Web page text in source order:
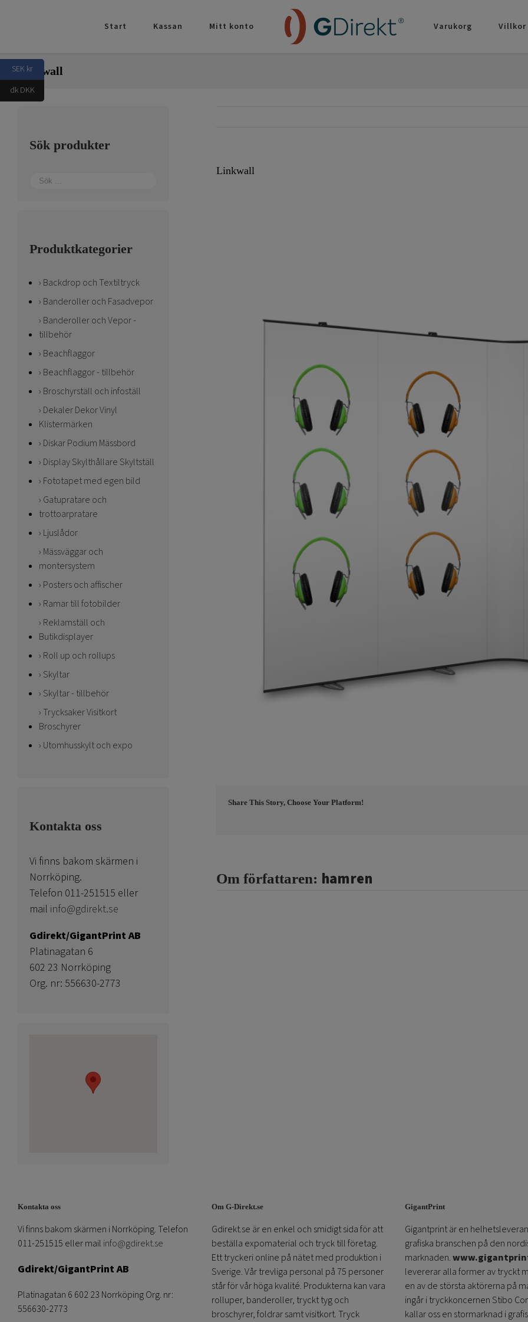
Start Kassan Mitt konto Varukorg Villkor
Linkwall
Linkwall
Share This Story, Choose Your Platform!
Om författaren: hamren
Sök produkter
Produktkategorier
Backdrop och Textiltryck
Banderoller och Fasadvepor
Banderoller och Vepor -
tillbehör
Beachflaggor
Beachflaggor - tillbehör
Broschyrställ och infoställ
Dekaler Dekor Vinyl
Klistermärken
Diskar Podium Mässbord
Display Skylthållare Skyltställ
Fototapet med egen bild
Gatupratare och
trottoarpratare
Ljuslådor
Mässväggar och
montersystem
Posters och affischer
Ramar till fotobilder
Reklamställ och
Butikdisplayer
Roll up och rollups
Skyltar
Skyltar - tillbehör
Trycksaker Visitkort
Broschyrer
Utomhusskylt och expo
Kontakta oss
Vi finns bakom skärmen i
Norrköping.
Telefon 011-251515 eller
mail info@gdirekt.se
Gdirekt/GigantPrint AB
Platinagatan 6
602 23 Norrköping
Org. nr: 556630-2773
Kontakta oss
Vi finns bakom skärmen i Norrköping. Telefon
011-251515 eller mail info@gdirekt.se
Gdirekt/GigantPrint AB
Platinagatan 6 602 23 Norrköping Org. nr:
556630-2773
Om G-Direkt.se
Gdirekt.se är en enkel och smidigt sida för att
beställa expomaterial och tryck till företag.
Ett tryckeri online på nätet med produktion i
Sverige. Vår trevliga personal på 75 personer
står för vår höga kvalité. Produkterna kan vara
rolluper, banderoller, tryckt tyg och
broschyrer, foldrar samt visitkort. Tryck
GigantPrint
Gigantprint är en
grafiska branschen på den
marknaden.
levererar alla former av tryckt
en av de största aktörerna på
ingår i tryckkoncernen Stibo
kallar oss en stormarknad i
SEK kr
dk DKK